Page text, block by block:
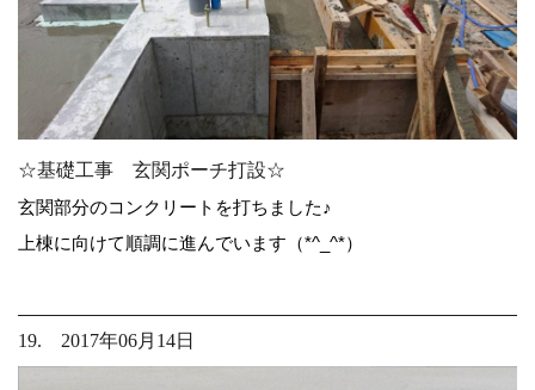
☆基礎工事 玄関ポーチ打設☆
玄関部分のコンクリートを打ちました♪
上棟に向けて順調に進んでいます（*^_^*）
19. 2017年06月14日